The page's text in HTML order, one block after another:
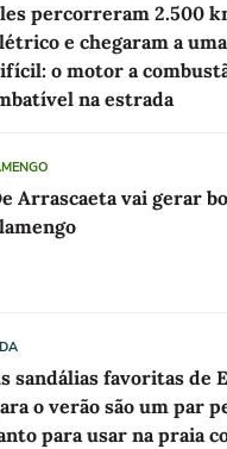
percorreram 2.500
e chegaram a
o motor a
na estrada
Arrascaeta vai gerar
sandálias favoritas de
o verão são um par
para usar na praia